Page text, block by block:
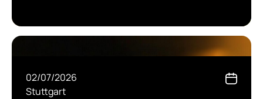
02/07/2026
Stuttgart